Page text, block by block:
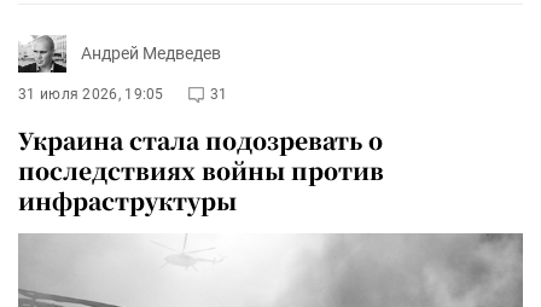
Андрей Медведев
31 июля 2026, 19:05 31
Украина стала подозревать о
последствиях войны против
инфраструктуры